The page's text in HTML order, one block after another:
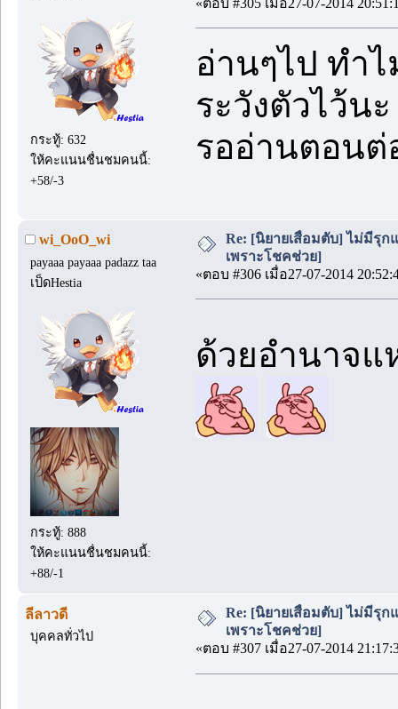
กระทู้: 632
ให้คะแนนชื่นชมคนนี้:
+58/-3
อ่านๆไป ทำ
ระวังตัวไว้น
รออ่านตอนต่
wi_OoO_wi
payaaa payaaa padazz taa
เป็ดHestia
กระทู้: 888
ให้คะแนนชื่นชมคนนี้:
+88/-1
Re: [นิยายเสื่อมตับ] ไม่มีรุก
เพราะโชคช่วย]
«ตอบ #306 เมื่อ27-07-2014
ด้วยอำนาจแ
ลีลาวดี
บุคคลทั่วไป
Re: [นิยายเสื่อมตับ] ไม่มีรุก
เพราะโชคช่วย]
«ตอบ #307 เมื่อ27-07-2014